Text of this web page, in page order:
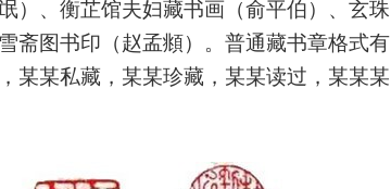
）、衡芷馆夫妇藏书画（俞平伯）、玄珠
斋图书印（赵孟頫）。普通藏书章格式有
某某私藏，某某珍藏，某某读过，某某某